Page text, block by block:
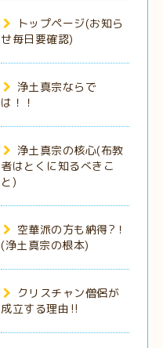
トップページ(お知ら
せ毎日要確認)
浄土真宗ならで
は！！
浄土真宗の核心(布教
者はとくに知るべきこ
と)
空華派の方も納得?！
(浄土真宗の根本)
クリスチャン僧侶が
成立する理由‼️